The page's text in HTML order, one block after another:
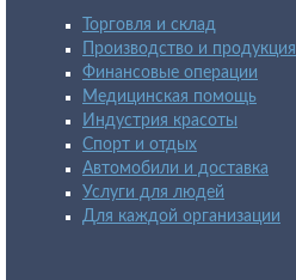
Торговля и склад
Производство и продукция
Финансовые операции
Медицинская помощь
Индустрия красоты
Спорт и отдых
Автомобили и доставка
Услуги для людей
Для каждой организации